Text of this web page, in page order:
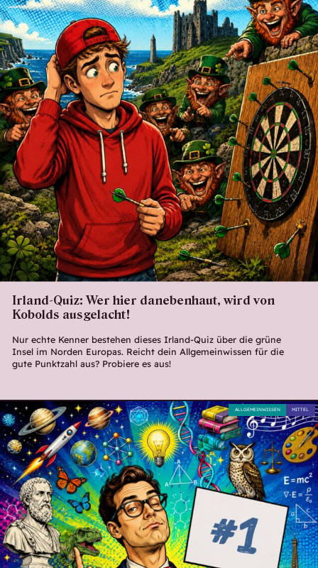
Irland-Quiz: Wer hier danebenhaut, wird von
Kobolds ausgelacht!
Nur echte Kenner bestehen dieses Irland-Quiz über die grüne
Insel im Norden Europas. Reicht dein Allgemeinwissen für die
gute Punktzahl aus? Probiere es aus!
MITTEL
ALLGEMEINWISSEN